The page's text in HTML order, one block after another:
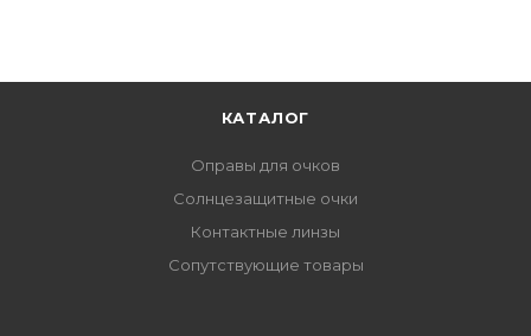
КАТАЛОГ
Оправы для очков
Солнцезащитные очки
Контактные линзы
Сопутствующие товары